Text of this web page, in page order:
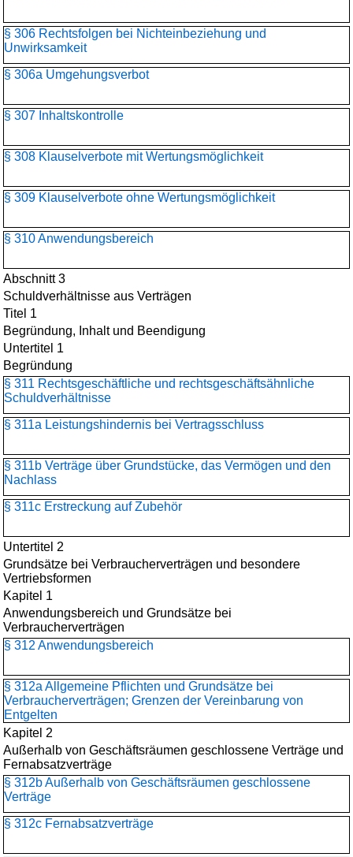
§ 306 Rechtsfolgen bei Nichteinbeziehung und
Unwirksamkeit
§ 306a Umgehungsverbot
§ 307 Inhaltskontrolle
§ 308 Klauselverbote mit Wertungsmöglichkeit
§ 309 Klauselverbote ohne Wertungsmöglichkeit
§ 310 Anwendungsbereich
Abschnitt 3
Schuldverhältnisse aus Verträgen
Titel 1
Begründung, Inhalt und Beendigung
Untertitel 1
Begründung
§ 311 Rechtsgeschäftliche und rechtsgeschäftsähnliche
Schuldverhältnisse
§ 311a Leistungshindernis bei Vertragsschluss
§ 311b Verträge über Grundstücke, das Vermögen und den
Nachlass
§ 311c Erstreckung auf Zubehör
Untertitel 2
Grundsätze bei Verbraucherverträgen und besondere
Vertriebsformen
Kapitel 1
Anwendungsbereich und Grundsätze bei
Verbraucherverträgen
§ 312 Anwendungsbereich
§ 312a Allgemeine Pflichten und Grundsätze bei
Verbraucherverträgen; Grenzen der Vereinbarung von
Entgelten
Kapitel 2
Außerhalb von Geschäftsräumen geschlossene Verträge und
Fernabsatzverträge
§ 312b Außerhalb von Geschäftsräumen geschlossene
Verträge
§ 312c Fernabsatzverträge